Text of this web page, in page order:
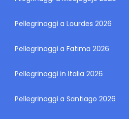
Pellegrinaggi a Lourdes 2026
Pellegrinaggi a Fatima 2026
Pellegrinaggi in Italia 2026
Pellegrinaggi a Santiago 2026